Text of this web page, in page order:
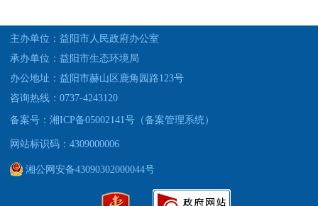
主办单位：益阳市人民政府办公室
承办单位：益阳市生态环境局
办公地址：益阳市赫山区鹿角园路123号
咨询热线：0737-4243120
备案号：湘ICP备05002141号（备案管理系统）
网站标识码：4309000006
湘公网安备43090302000044号